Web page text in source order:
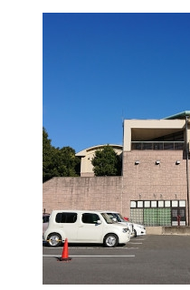
お問合せフォーム
奈良スーパーアプリ